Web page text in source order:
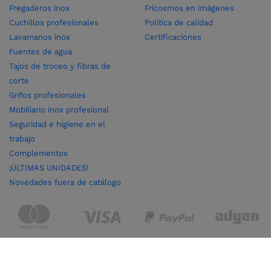
Fregaderos inox
Cuchillos profesionales
Lavamanos inox
Fuentes de agua
Tajos de troceo y fibras de
corte
Grifos profesionales
Mobiliario inox profesional
Seguridad e higiene en el
trabajo
Complementos
¡ÚLTIMAS UNIDADES!
Novedades fuera de catálogo
Fricosmos en imágenes
Política de calidad
Certificaciones